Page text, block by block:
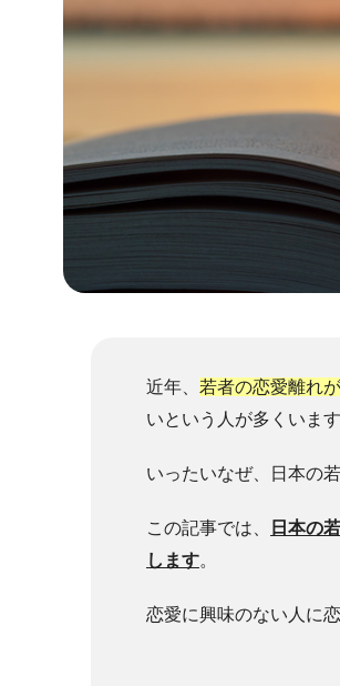
近年、 若者の恋愛離れ
いという人が多くいます
いったいなぜ、日本の
この記事では、
日本の
します。
恋愛に興味のない人に